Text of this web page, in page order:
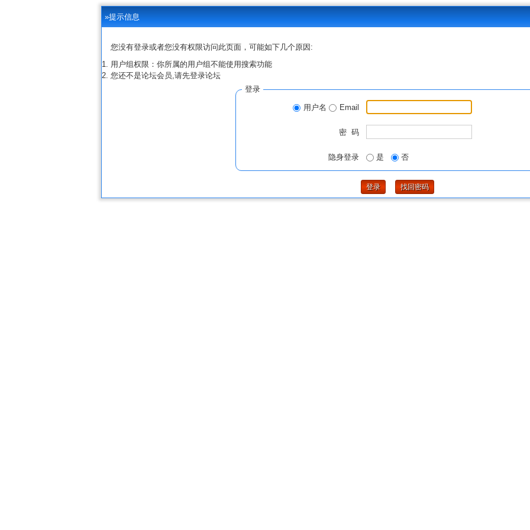
»提示信息
您没有登录或者您没有权限访问此页面，可能如下几个原因:
用户组权限：你所属的用户组不能使用搜索功能
您还不是论坛会员,请先登录论坛
登录
用户名 Email
密 码
隐身登录 是 否